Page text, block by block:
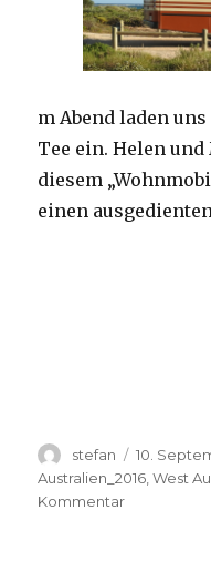
m Abend laden
Tee ein. Helen
diesem
einen
Autor
stefan
am
10.
Australien_2016 ,West
Kommentarzu